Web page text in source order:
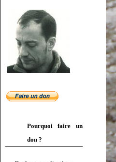
Pourquoi faire un
don ?